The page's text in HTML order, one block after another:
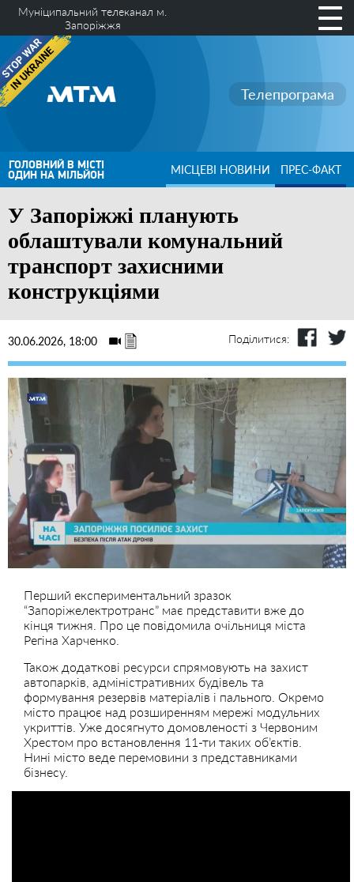
Муніципальний телеканал м.
Запоріжжя
Телепрограма
ГОЛОВНИЙ В МІСТІ
ОДИН НА МІЛЬЙОН МІСЦЕВІ НОВИНИ ПРЕС-ФАКТ
У Запоріжжі планують
облаштували комунальний
транспорт захисними
конструкціями
30.06.2026, 18:00 Поділитися:
Перший експериментальний зразок
“Запоріжелектротранс” має представити вже до
кінця тижня. Про це повідомила очільниця міста
Регіна Харченко.
Також додаткові ресурси спрямовують на захист
автопарків, адміністративних будівель та
формування резервів матеріалів і пального. Окремо
місто працює над розширенням мережі модульних
укриттів. Уже досягнуто домовленості з Червоним
Хрестом про встановлення 11-ти таких об’єктів.
Нині місто веде перемовини з представниками
бізнесу.